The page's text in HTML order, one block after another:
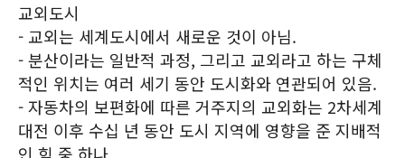
교외도시
- 교외는 세계도시에서 새로운 것이 아님.
- 분산이라는 일반적 과정, 그리고 교외라고 하는 구체
적인 위치는 여러 세기 동안 도시화와 연관되어 있음.
- 자동차의 보편화에 따른 거주지의 교외화는 2차세계
대전 이후 수십 년 동안 도시 지역에 영향을 준 지배적